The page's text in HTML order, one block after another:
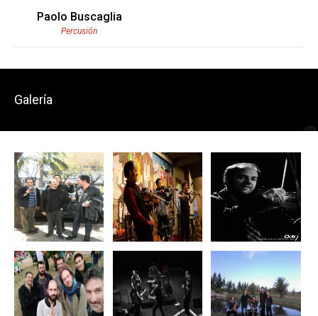
Paolo Buscaglia
Percusión
Galería